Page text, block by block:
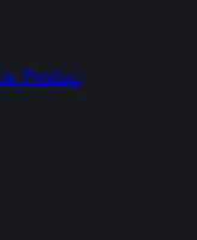
Product